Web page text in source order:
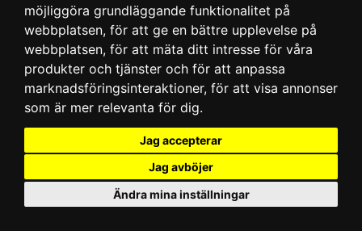
möjliggöra grundläggande funktionalitet på
webbplatsen, för att ge en bättre upplevelse på
webbplatsen, för att mäta ditt intresse för våra
produkter och tjänster och för att anpassa
marknadsföringsinteraktioner, för att visa annonser
som är mer relevanta för dig.
Jag accepterar
Jag avböjer
Ändra mina inställningar